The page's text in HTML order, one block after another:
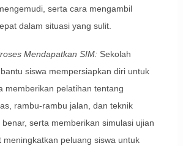
serta cara mengambil
dalam situasi yang sulit.
Mendapatkan SIM:Sekolah
siswa mempersiapkan diri untuk
memberikan pelatihan tentang
rambu-rambu jalan, dan teknik
serta memberikan simulasi ujian
meningkatkan peluang siswa untuk